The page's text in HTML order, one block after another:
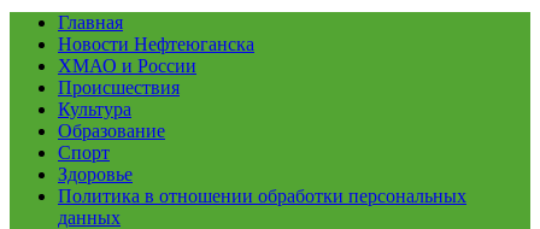
Главная
Новости Нефтеюганска
ХМАО и России
Происшествия
Культура
Образование
Спорт
Здоровье
Политика в отношении обработки персональных
данных